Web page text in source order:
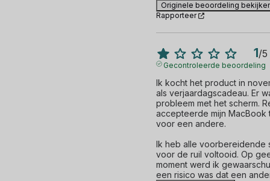
Originele beoordeling
Rapporteer
1/5
Gecontroleerde beoordeling
Ik kocht het product in
als verjaardagscadeau. Er
probleem met het scherm.
accepteerde mijn MacBook
voor een andere.
Ik heb alle voorbereidende
voor de ruil voltooid. Op
moment werd ik
een risico was dat een